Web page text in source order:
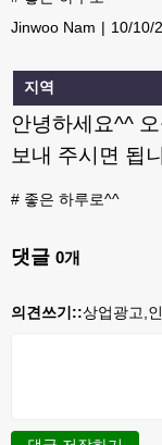
Jinwoo Nam
10/10/
지역
안녕하세요^^
보내 주시면 됩
# 좋은 하루로^^
댓글 0개
의견쓰기::상업광고,